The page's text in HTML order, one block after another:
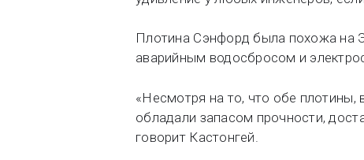
Плотина Сэнфорд была похожа на
аварийным водосбросом и
«Несмотря на то, что обе
обладали запасом прочности,
говорит Кастонгей.